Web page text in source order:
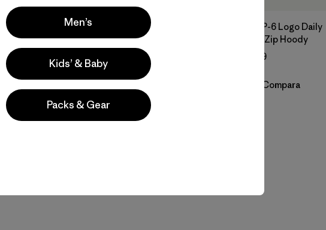
M's Capilene® Cool
Daily Shirt -
Strataspire
$ 59
Compara
M's Long-Sleeved
Capilene® Cool Daily
Shirt - Great Waves
Compara
M's P-6 Logo Daily
Full-Zip Hoody
$ 129
Compara
Men’s
Kids’ & Baby
Packs & Gear